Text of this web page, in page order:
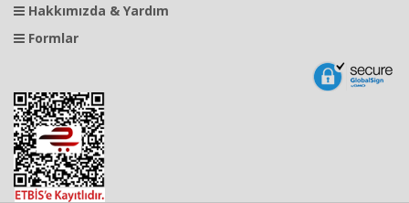
Hakkımızda & Yardım
Formlar